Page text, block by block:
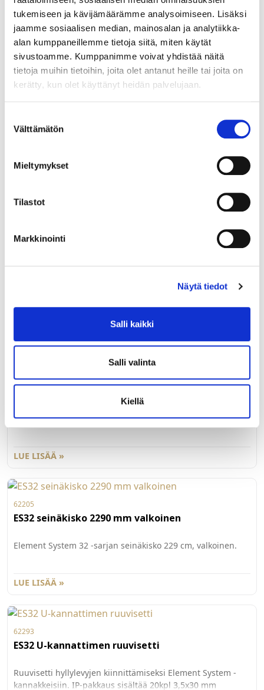
tukemiseen ja kävijämäärämme analysoimiseen. Lisäksi
jaamme sosiaalisen median, mainosalan ja analytiikka-
alan kumppaneillemme tietoja siitä, miten käytät
sivustoamme. Kumppanimme voivat yhdistää näitä
tietoja muihin tietoihin, joita olet antanut heille tai joita on
kerätty, kun olet käyttänyt heidän palvelujaan.
valinta
Välttämätön
Mieltymykset
Tilastot
Markkinointi
Näytä tiedot
Salli kaikki
Salli valinta
Kiellä
Ovaaliputken päätykannake valkoinen
Element System -kannattimeen sopiva kannatin
ovaaliputken päätyyn.
LUE LISÄÄ »
Ovaaliputken keskikannake valkoinen
Element System -kannattimeen sopiva kannatin
LUE LISÄÄ »
ES32 seinäkisko 450 mm valkoinen
Element System 32 -sarjan seinäkisko 45 cm, valkoinen.
62203
Element System 32 -sarjan seinäkisko 140 cm, valkoinen.
LUE LISÄÄ »
62205
ES32 seinäkisko 2290 mm valkoinen
Element System 32 -sarjan seinäkisko 229 cm, valkoinen.
LUE LISÄÄ »
62293
ES32 U-kannattimen ruuvisetti
Ruuvisetti hyllylevyjen kiinnittämiseksi Element System -
kannakkeisiin. IP-pakkaus sisältää 20kpl 3,5x30 mm